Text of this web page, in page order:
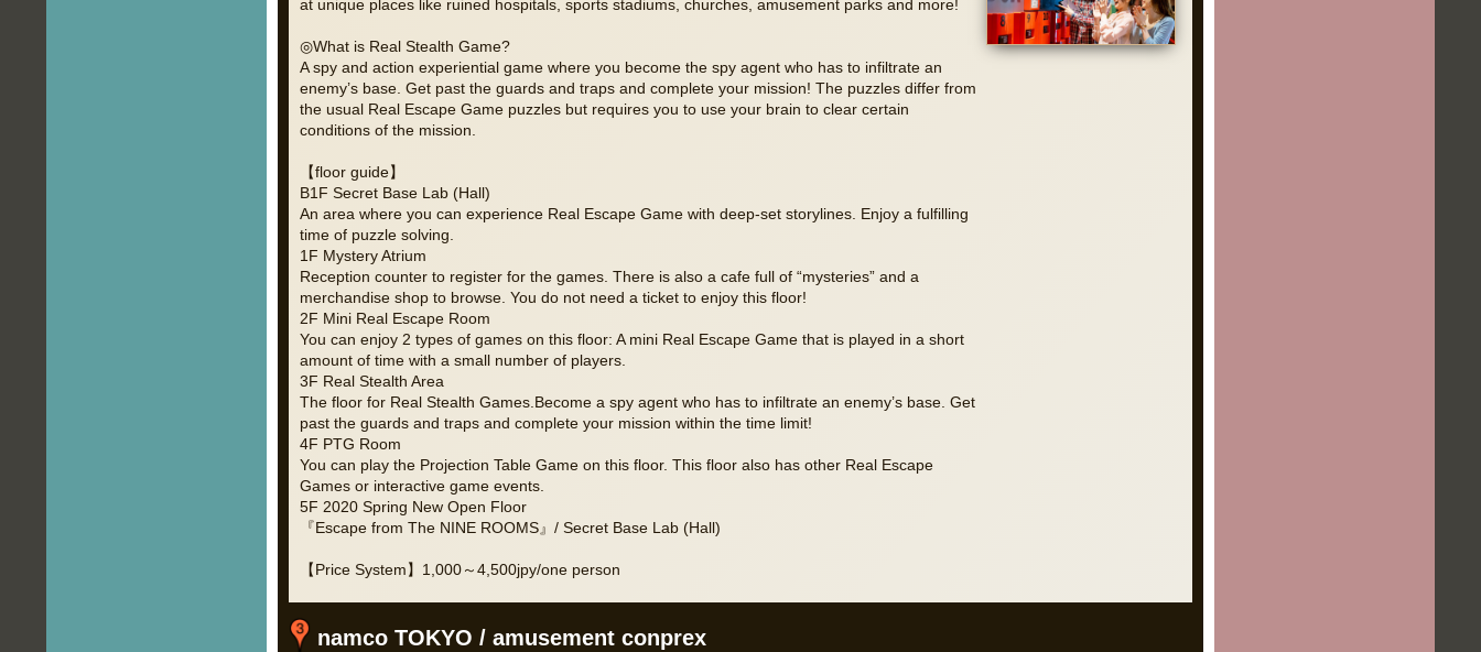
at unique places like ruined hospitals, sports stadiums, churches, amusement parks and more!
◎What is Real Stealth Game?
A spy and action experiential game where you become the spy agent who has to infiltrate an
enemy’s base. Get past the guards and traps and complete your mission! The puzzles differ from
the usual Real Escape Game puzzles but requires you to use your brain to clear certain
conditions of the mission.
【floor guide】
B1F Secret Base Lab (Hall)
An area where you can experience Real Escape Game with deep-set storylines. Enjoy a fulfilling
time of puzzle solving.
1F Mystery Atrium
Reception counter to register for the games. There is also a cafe full of “mysteries” and a
merchandise shop to browse. You do not need a ticket to enjoy this floor!
2F Mini Real Escape Room
You can enjoy 2 types of games on this floor: A mini Real Escape Game that is played in a short
amount of time with a small number of players.
3F Real Stealth Area
The floor for Real Stealth Games.Become a spy agent who has to infiltrate an enemy’s base. Get
past the guards and traps and complete your mission within the time limit!
4F PTG Room
You can play the Projection Table Game on this floor. This floor also has other Real Escape
Games or interactive game events.
5F 2020 Spring New Open Floor
『Escape from The NINE ROOMS』/ Secret Base Lab (Hall)
【Price System】1,000～4,500jpy/one person
namco TOKYO / amusement conprex